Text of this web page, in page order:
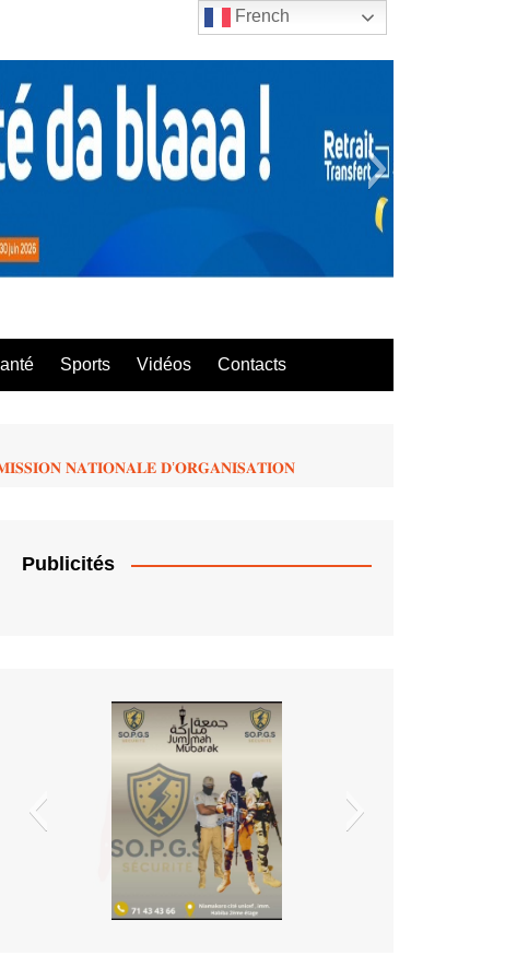
Sports Vidéos Contacts
𝐍𝐀𝐓𝐈𝐎𝐍𝐀𝐋𝐄 𝐃’𝐎𝐑𝐆𝐀𝐍𝐈𝐒𝐀𝐓𝐈𝐎𝐍
Publicités
French